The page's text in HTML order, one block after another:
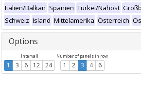
Italien/Balkan Spanien Türkei/Nahost
Schweiz Island Mittelamerika Österreich
Options
Intervall
1 3 6 12 24
Number of panels in row
1 2 3 4 6